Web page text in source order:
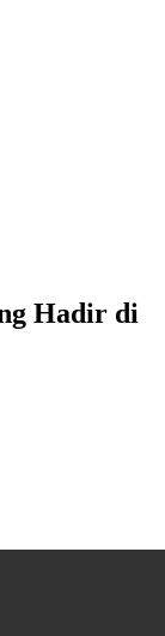
Hadir di